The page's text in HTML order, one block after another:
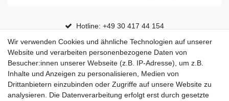
Hotline: +49 30 417 44 154
30 Tage Rückgaberecht
Versandfrei ab 75 € in Deutschland
Top Marken
Wir verwenden Cookies und ähnliche Technologien auf unserer
Website und verarbeiten personenbezogene Daten von
Besucher:innen unserer Webseite (z.B. IP-Adresse), um z.B.
Inhalte und Anzeigen zu personalisieren, Medien von
Drittanbietern einzubinden oder Zugriffe auf unsere Website zu
analysieren. Die Datenverarbeitung erfolgt erst durch gesetzte